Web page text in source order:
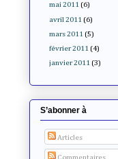
mai 2011 (6)
avril 2011 (6)
mars 2011 (5)
février 2011 (4)
janvier 2011 (3)
S’abonner à
Articles
Commentaires